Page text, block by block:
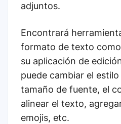
adjuntos.
Encontrará
formato de texto
su aplicación de
puede cambiar el
tamaño de fuente, el
alinear el texto,
emojis, etc.